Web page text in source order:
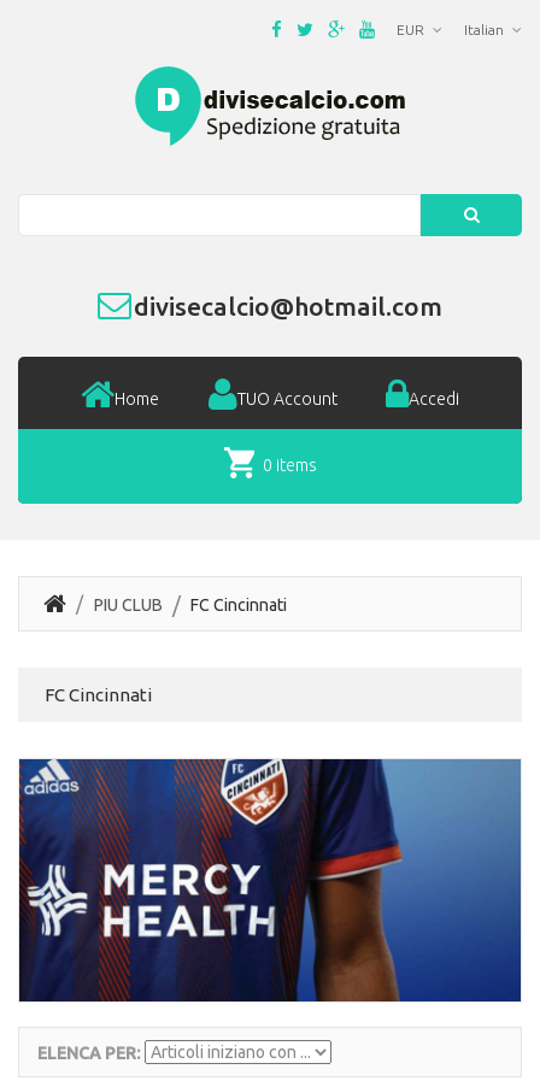
Italian
EUR
divisecalcio@hotmail.com
Home TUO Account Accedi
0 items
PIU CLUB FC Cincinnati
FC Cincinnati
ELENCA PER: